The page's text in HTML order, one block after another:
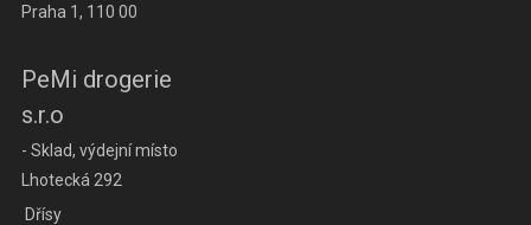
Praha 1, 110 00
PeMi drogerie
s.r.o
- Sklad, výdejní místo
Lhotecká 292
Dřísy